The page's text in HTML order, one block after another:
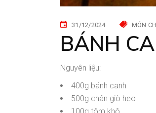
31/12/2024 MÓN
BÁNH
Nguyên liệu:
400g bánh canh
500g chân giò heo